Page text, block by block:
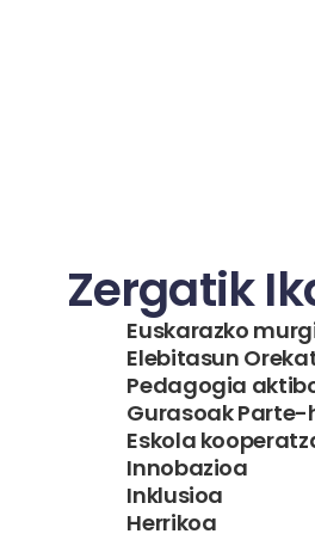
Zergatik
Euskarazko
Elebitasun
Pedagogia
Gurasoak
Eskola
Innobazioa
Inklusioa
Herrikoa